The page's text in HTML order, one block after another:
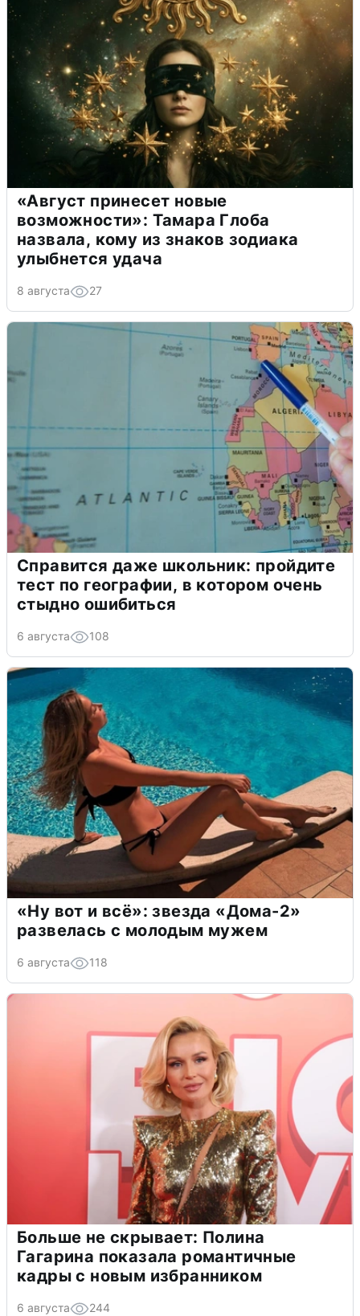
«Август принесет новые
возможности»: Тамара Глоба
назвала, кому из знаков зодиака
улыбнется удача
8 августа 27
Справится даже школьник: пройдите
тест по географии, в котором очень
стыдно ошибиться
6 августа 108
«Ну вот и всё»: звезда «Дома-2»
развелась с молодым мужем
6 августа 118
Больше не скрывает: Полина
Гагарина показала романтичные
кадры с новым избранником
6 августа 244